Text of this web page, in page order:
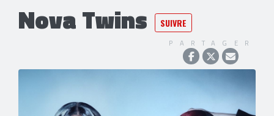
Nova Twins SUIVRE
PARTAGER